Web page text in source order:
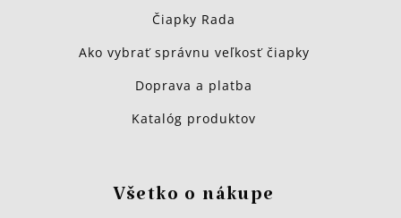
Čiapky Rada
Ako vybrať správnu veľkosť čiapky
Doprava a platba
Katalóg produktov
Všetko o nákupe